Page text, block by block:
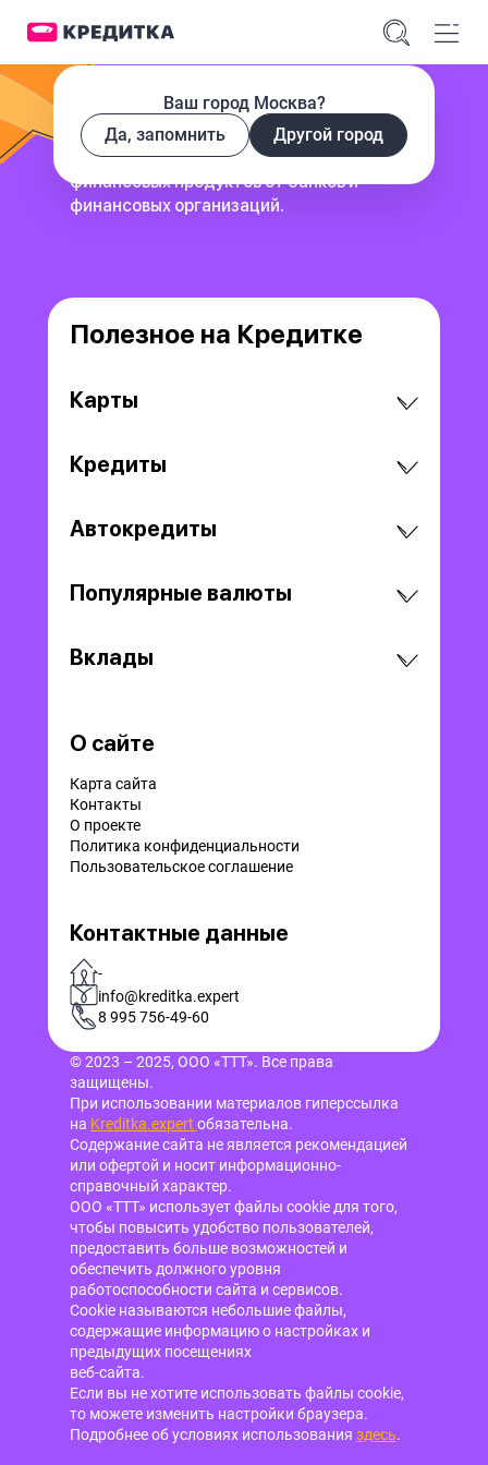
Ваш город Москва?
Да, запомнить
Другой город
сервис для поиска и сравнения
финансовых продуктовот банков и
финансовых организаций.
Полезное на Кредитке
Карты
Кредиты
Автокредиты
Популярные валюты
Вклады
О сайте
Карта сайта
Контакты
О проекте
Политика конфиденциальности
Пользовательское соглашение
Контактные данные
-
info@kreditka.expert
8 995 756-49-60
© 2023 – 2025, ООО «ТТТ». Все права
защищены.
При использовании материалов гиперссылка
на Kreditka.expert обязательна.
Содержание сайта не является рекомендацией
или офертой и носит информационно-
справочный характер.
ООО «ТТТ» использует файлы cookie для того,
чтобы повысить удобство пользователей,
предоставить больше возможностей и
обеспечить должного уровня
работоспособности сайта и сервисов.
Cookie называются небольшие файлы,
содержащие информацию о настройках и
предыдущих посещениях
веб-сайта.
Если вы не хотите использовать файлы cookie,
то можете изменить настройки браузера.
Подробнее об условиях использования здесь.